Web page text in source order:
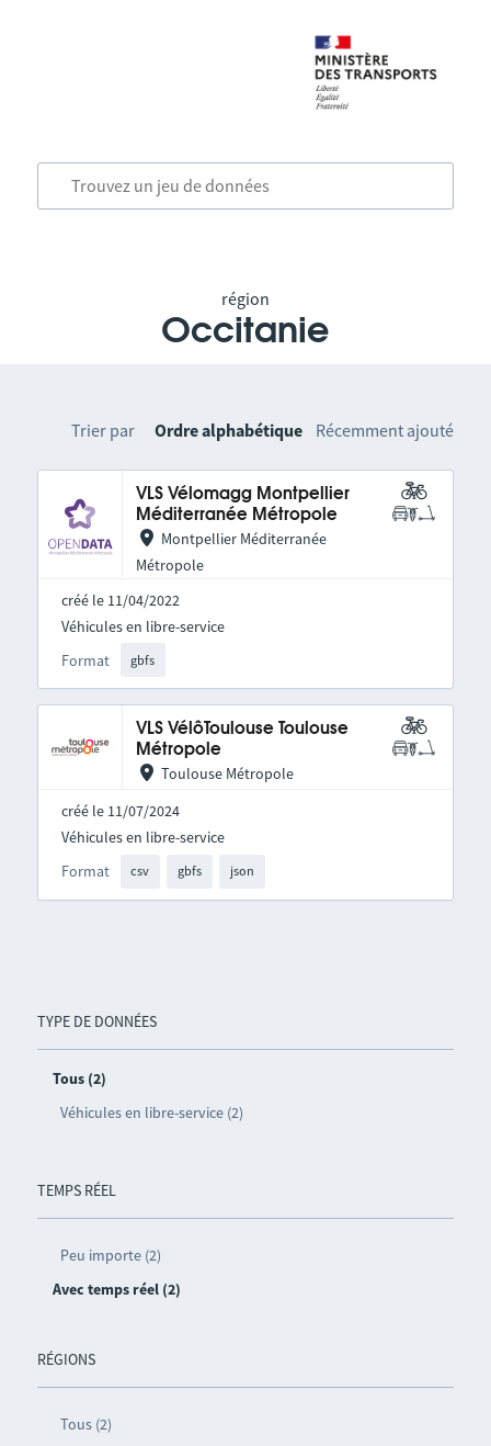
région
Occitanie
TYPE DE DONNÉES
Tous (2)
Véhicules en libre-service (2)
TEMPS RÉEL
Peu importe (2)
Avec temps réel (2)
RÉGIONS
Tous (2)
Trier par Ordre alphabétique Récemment ajouté
VLS Vélomagg Montpellier
Méditerranée Métropole
Montpellier Méditerranée
Métropole
créé le 11/04/2022
Format gbfs
Véhicules en libre-service
VLS VélôToulouse Toulouse
Métropole
Toulouse Métropole
créé le 11/07/2024
Format csv gbfs json
Véhicules en libre-service